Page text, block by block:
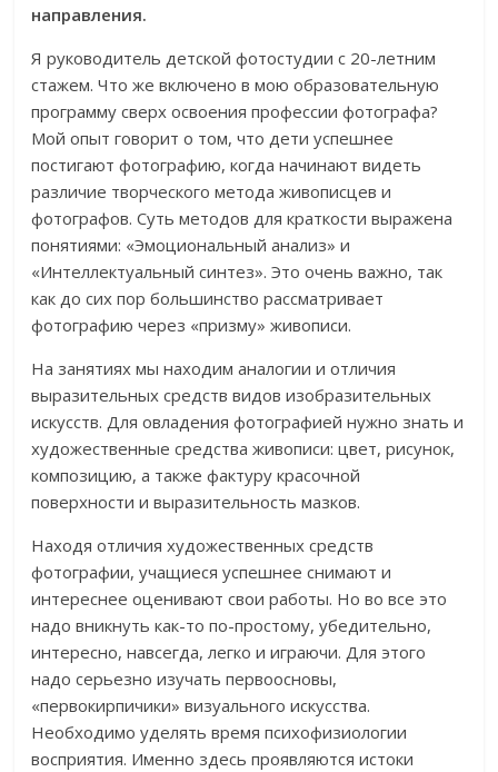
направления.
Я руководитель детской фотостудии с 20-летним
стажем. Что же включено в мою образовательную
программу сверх освоения профессии фотографа?
Мой опыт говорит о том, что дети успешнее
постигают фотографию, когда начинают видеть
различие творческого метода живописцев и
фотографов. Суть методов для краткости выражена
понятиями: «Эмоциональный анализ» и
«Интеллектуальный синтез». Это очень важно, так
как до сих пор большинство рассматривает
фотографию через «призму» живописи.
На занятиях мы находим аналогии и отличия
выразительных средств видов изобразительных
искусств. Для овладения фотографией нужно знать и
художественные средства живописи: цвет, рисунок,
композицию, а также фактуру красочной
поверхности и выразительность мазков.
Находя отличия художественных средств
фотографии, учащиеся успешнее снимают и
интереснее оценивают свои работы. Но во все это
надо вникнуть как-то по-простому, убедительно,
интересно, навсегда, легко и играючи. Для этого
надо серьезно изучать первоосновы,
«первокирпичики» визуального искусства.
Необходимо уделять время психофизиологии
восприятия. Именно здесь проявляются истоки